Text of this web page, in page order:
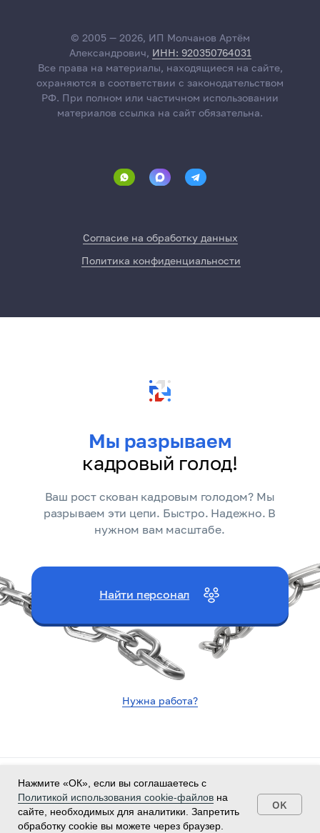
Согласие на обработку данных
Политика конфиденциальности
© 2005 — 2026, ИП Молчанов Артём
Александрович, ИНН: 920350764031
Все права на материалы, находящиеся на сайте,
охраняются в соответствии с законодательством
РФ. При полном или частичном использовании
материалов ссылка на сайт обязательна.
Нужна работа?
Найти персонал
Мы разрываем
кадровый голод!
Ваш рост скован кадровым голодом? Мы
разрываем эти цепи. Быстро. Надежно. В
нужном вам масштабе.
Нажмите «ОК», если вы соглашаетесь с
Политикой использования cookie-файлов на
сайте, необходимых для аналитики. Запретить
обработку cookie вы можете через браузер.
OK
Политика конфиденциальности
Согласие на обработку персональных данных
Политика использования cookie-файлов
Согласие на рекламные рассылкиДоговор